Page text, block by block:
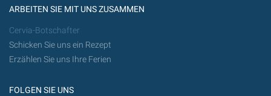
ARBEITEN SIE MIT UNS ZUSAMMEN
Cervia-Botschafter
Schicken Sie uns ein Rezept
Erzählen Sie uns Ihre Ferien
FOLGEN SIE UNS